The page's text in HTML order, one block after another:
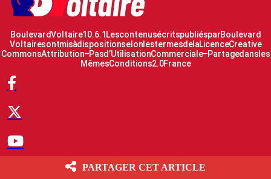
Boulevard Voltaire 10.6.1 Les contenus écrits publiés par Boulevard
Voltaire sont mis à disposition selon les termes de la Licence Creative
Commons Attribution – Pas d’Utilisation Commerciale – Partage dans les
Mêmes Conditions 2.0 France
PARTAGER CET ARTICLE